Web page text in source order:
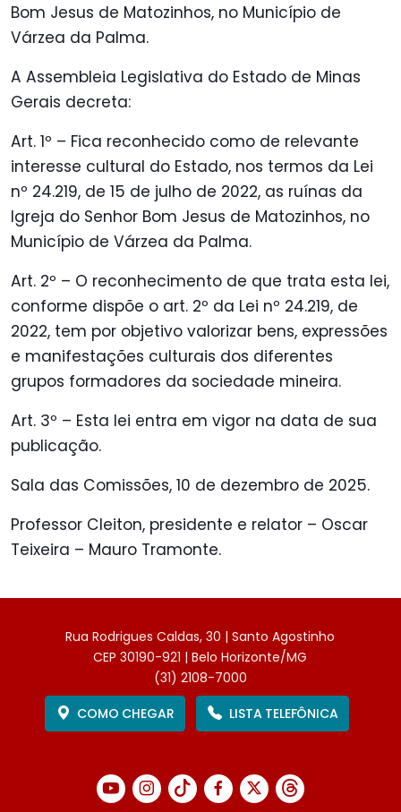
Bom Jesus de Matozinhos, no Município de
Várzea da Palma.
A Assembleia Legislativa do Estado de Minas
Gerais decreta:
Art. 1º – Fica reconhecido como de relevante
interesse cultural do Estado, nos termos da Lei
nº 24.219, de 15 de julho de 2022, as ruínas da
Igreja do Senhor Bom Jesus de Matozinhos, no
Município de Várzea da Palma.
Art. 2º – O reconhecimento de que trata esta lei,
conforme dispõe o art. 2º da Lei nº 24.219, de
2022, tem por objetivo valorizar bens, expressões
e manifestações culturais dos diferentes
grupos formadores da sociedade mineira.
Art. 3º – Esta lei entra em vigor na data de sua
publicação.
Sala das Comissões, 10 de dezembro de 2025.
Professor Cleiton, presidente e relator – Oscar
Teixeira – Mauro Tramonte.
Rua Rodrigues Caldas, 30 | Santo Agostinho
CEP 30190-921 | Belo Horizonte/MG
(31) 2108-7000
COMO CHEGAR
LISTA TELEFÔNICA